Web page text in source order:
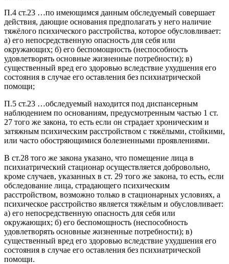
П.4 ст.23 …по имеющимся данным обследуемый совершает
действия, дающие основания предполагать у него наличие
тяжёлого психического расстройства, которое обусловливает:
а) его непосредственную опасность для себя или
окружающих; б) его беспомощность (неспособность
удовлетворять основные жизненные потребности); в)
существенный вред его здоровью вследствие ухудшения его
состояния в случае его оставления без психиатрической
помощи;
П.5 ст.23 …обследуемый находится под диспансерным
наблюдением по основаниям, предусмотренным частью 1 ст.
27 того же закона, то есть если он страдает хроническим и
затяжным психическим расстройством с тяжёлыми, стойкими,
или часто обостряющимися болезненными проявлениями.
В ст.28 того же закона указано, что помещение лица в
психиатрический стационар осуществляется добровольно,
кроме случаев, указанных в ст. 29 того же закона, то есть, если
обследование лица, страдающего психическим
расстройством, возможно только в стационарных условиях, а
психическое расстройство является тяжёлым и обусловливает:
а) его непосредственную опасность для себя или
окружающих; б) его беспомощность (неспособность
удовлетворять основные жизненные потребности); в)
существенный вред его здоровью вследствие ухудшения его
состояния в случае его оставления без психиатрической
помощи.